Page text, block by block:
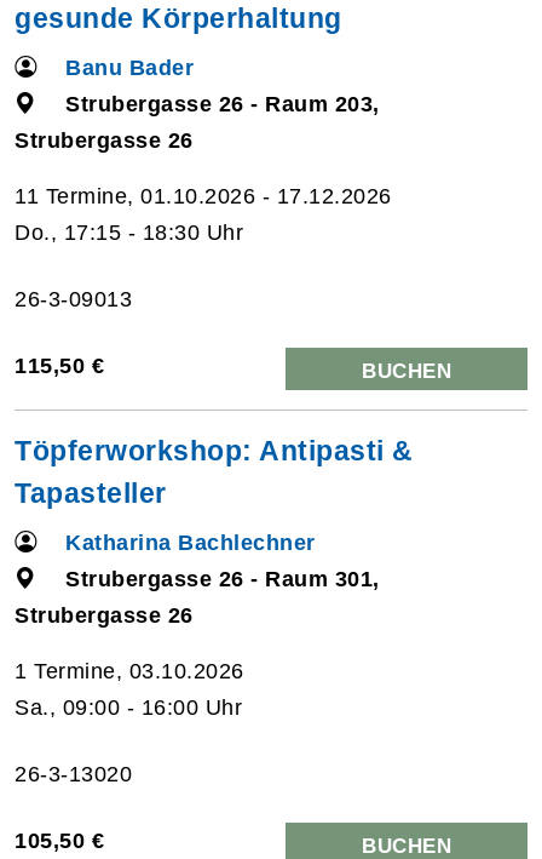
gesunde Körperhaltung
Banu Bader
Strubergasse 26 - Raum 203,
Strubergasse 26
11 Termine, 01.10.2026 - 17.12.2026
Do., 17:15 - 18:30 Uhr
26-3-09013
115,50 € BUCHEN
Töpferworkshop: Antipasti &
Tapasteller
Katharina Bachlechner
Strubergasse 26 - Raum 301,
Strubergasse 26
1 Termine, 03.10.2026
Sa., 09:00 - 16:00 Uhr
26-3-13020
105,50 € BUCHEN